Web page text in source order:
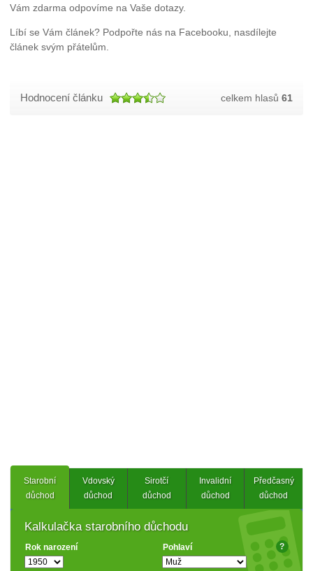
Vám zdarma odpovíme na Vaše dotazy.
Líbí se Vám článek? Podpořte nás na Facebooku, nasdílejte
článek svým přátelům.
Hodnocení článku celkem hlasů 61
Starobní
důchod
Vdovský
důchod
Sirotčí
důchod
Invalidní
důchod
Předčasný
důchod
Kalkulačka starobního důchodu
Rok narození Pohlaví ?